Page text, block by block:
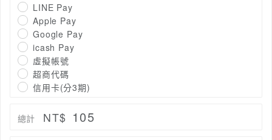
LINE Pay
Apple Pay
Google Pay
icash Pay
虛擬帳號
超商代碼
信用卡(分3期)
總計 NT$ 105